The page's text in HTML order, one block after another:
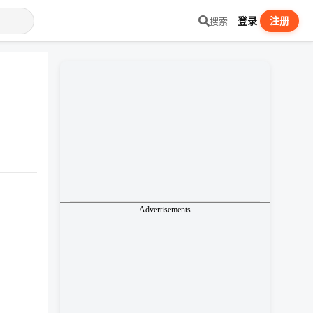
搜索 登录 注册
Advertisements